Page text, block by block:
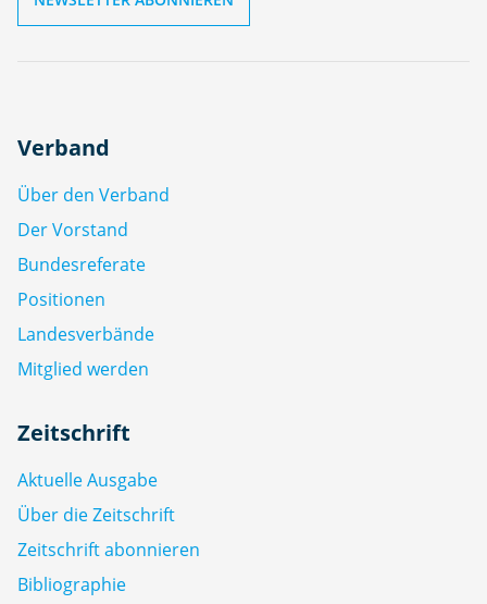
Verband
Über den Verband
Der Vorstand
Bundesreferate
Positionen
Landesverbände
Mitglied werden
Zeitschrift
Aktuelle Ausgabe
Über die Zeitschrift
Zeitschrift abonnieren
Bibliographie